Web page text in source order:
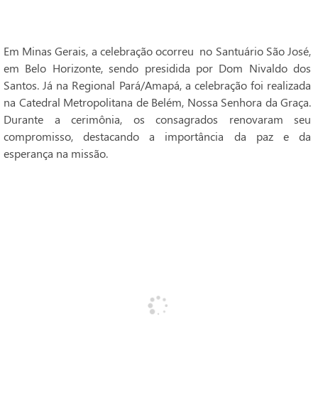
Em Minas Gerais, a celebração ocorreu no Santuário São José,
em Belo Horizonte, sendo presidida por Dom Nivaldo dos
Santos. Já na Regional Pará/Amapá, a celebração foi realizada
na Catedral Metropolitana de Belém, Nossa Senhora da Graça.
Durante a cerimônia, os consagrados renovaram seu
compromisso, destacando a importância da paz e da
esperança na missão.